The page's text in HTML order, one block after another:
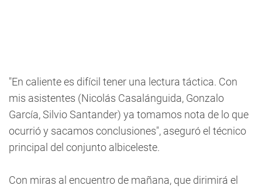
"En caliente es difícil tener una lectura táctica. Con
mis asistentes (Nicolás Casalánguida, Gonzalo
García, Silvio Santander) ya tomamos nota de lo que
ocurrió y sacamos conclusiones", aseguró el técnico
principal del conjunto albiceleste.
Con miras al encuentro de mañana, que dirimirá el